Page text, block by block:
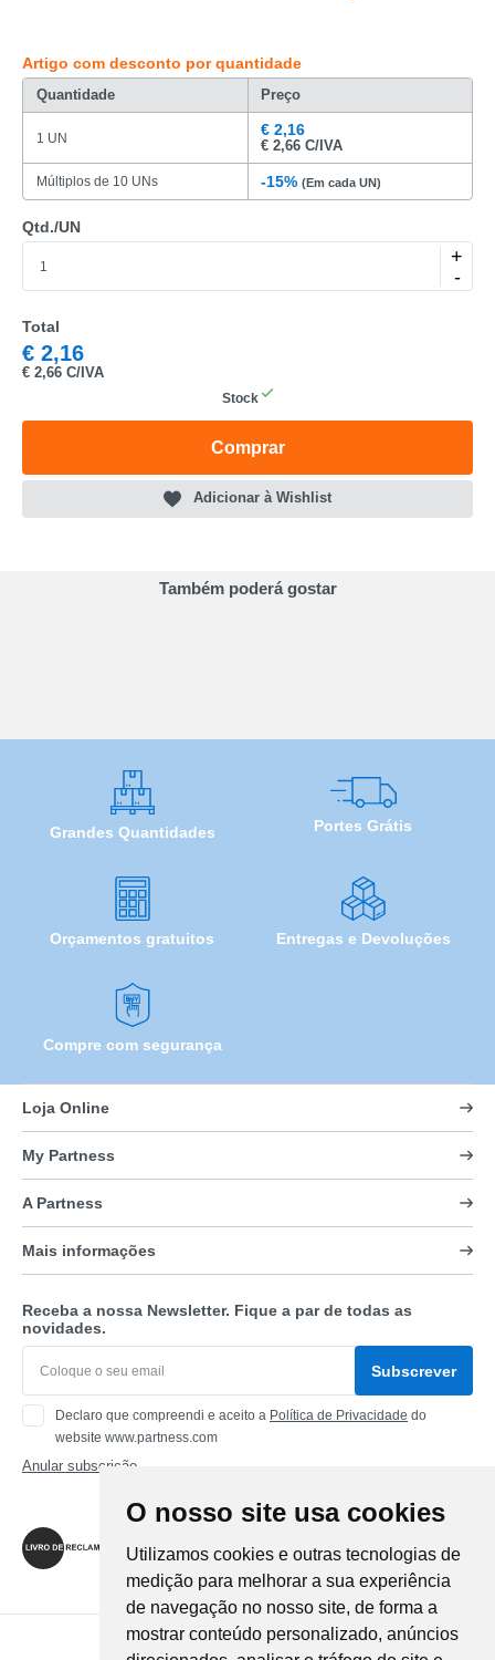
O nosso site usa cookies
Utilizamos cookies e outras tecnologias de
medição para melhorar a sua experiência
de navegação no nosso site, de forma a
mostrar conteúdo personalizado, anúncios
Artigo com desconto por quantidade
Quantidade Preço
1 UN € 2,16
€ 2,66 C/IVA
Múltiplos de 10 UNs -15% (Em cada UN)
Qtd./UN
+
-
Total
€ 2,16
€ 2,66 C/IVA
Stock
Comprar
Adicionar à Wishlist
Também poderá gostar
Grandes Quantidades Portes Grátis
Orçamentos gratuitos Entregas e Devoluções
Compre com segurança
Loja Online
My Partness
A Partness
Mais informações
Receba a nossa Newsletter. Fique a par de todas as
novidades.
Subscrever
Declaro que compreendi e aceito a Política de Privacidade do
website www.partness.com
Anular subscrição
Siga-nos
Método de Pagamento
REF